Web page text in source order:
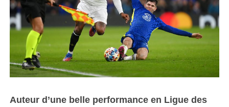
Auteur d’une belle performance en Ligue des